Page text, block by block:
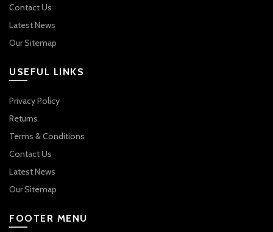
Contact Us
Latest News
Our Sitemap
USEFUL LINKS
Privacy Policy
Returns
Terms & Conditions
Contact Us
Latest News
Our Sitemap
FOOTER MENU